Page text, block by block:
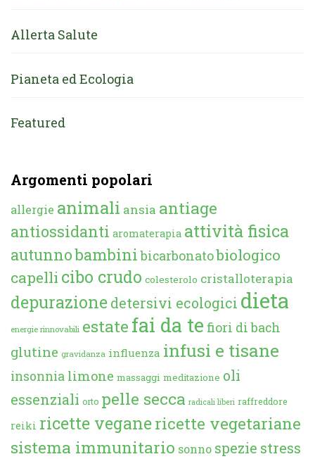
Allerta Salute
Pianeta ed Ecologia
Featured
Argomenti popolari
allergie animali ansia antiage
antiossidanti aromaterapia attività fisica
autunnobambini bicarbonatobiologico
capelli cibo crudo colesterolo cristalloterapia
depurazione detersivi ecologici dieta
energie rinnovabili estate fai da te fiori di bach
glutine gravidanza influenza infusi e tisane
insonnia limone massaggi meditazione oli
essenziali orto pelle secca radicali liberi raffreddore
reiki ricette veganericette vegetariane
sistema immunitario sonno spezie stress